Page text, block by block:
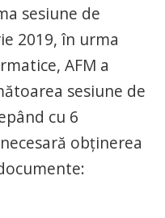
sesiune de
2019, în urma
AFM a
sesiune de
cu 6
obținerea